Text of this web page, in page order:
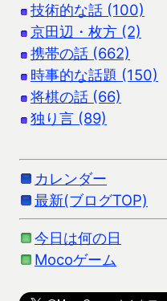
技術的な話 (100)
京田辺・枚方 (2)
携帯の話 (662)
時事的な話題 (150)
将棋の話 (66)
独り言 (89)
カレンダー
最新(ブログTOP)
今日は何の日
Mocoゲーム